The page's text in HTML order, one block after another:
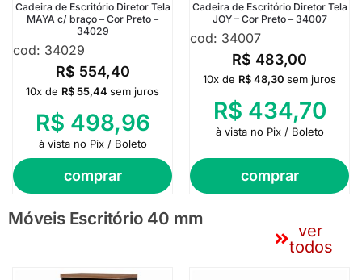
Cadeira de Escritório Diretor Tela
MAYA c/ braço – Cor Preto –
34029
cod: 34029
R$ 554,40
comprar
10x de R$55,44 sem juros
R$ 498,96
à vista no Pix / Boleto
Cadeira de Escritório Diretor Tela
JOY – Cor Preto – 34007
cod: 34007
R$ 483,00
comprar
10x de R$48,30 sem juros
R$ 434,70
à vista no Pix / Boleto
Móveis Escritório 40 mm
ver
todos